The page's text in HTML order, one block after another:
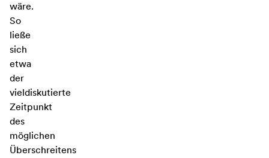
wäre.
So
ließe
sich
etwa
der
vieldiskutierte
Zeitpunkt
des
möglichen
Überschreitens